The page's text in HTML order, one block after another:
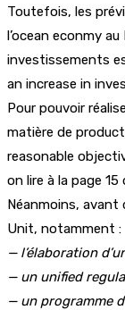
Toutefois, les
l’ocean econmy
investissements
an increase in
Pour pouvoir
matière de
reasonable
on lire à la page
Néanmoins, avant
Unit, notamment :
— l’élaboration
— un unified
— un programme